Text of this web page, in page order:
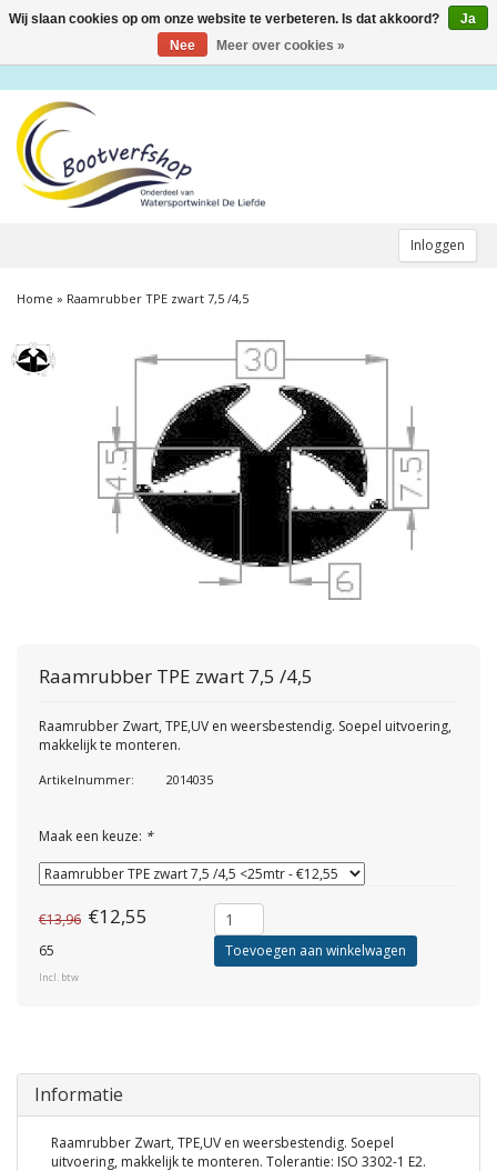
Inloggen
Toggle
Home » Raamrubber TPE zwart 7,5 /4,5
Raamrubber TPE zwart 7,5 /4,5
Raamrubber Zwart, TPE,UV en weersbestendig. Soepel uitvoering,
makkelijk te monteren.
Artikelnummer: 2014035
Maak een keuze: *
€13,96 €12,55
65
Incl. btw
Toevoegen aan winkelwagen
Informatie
Raamrubber Zwart, TPE,UV en weersbestendig. Soepel
uitvoering, makkelijk te monteren. Tolerantie: ISO 3302-1 E2.
Wij slaan cookies op om onze website te verbeteren. Is dat akkoord?
Ja
Nee
Meer over cookies »